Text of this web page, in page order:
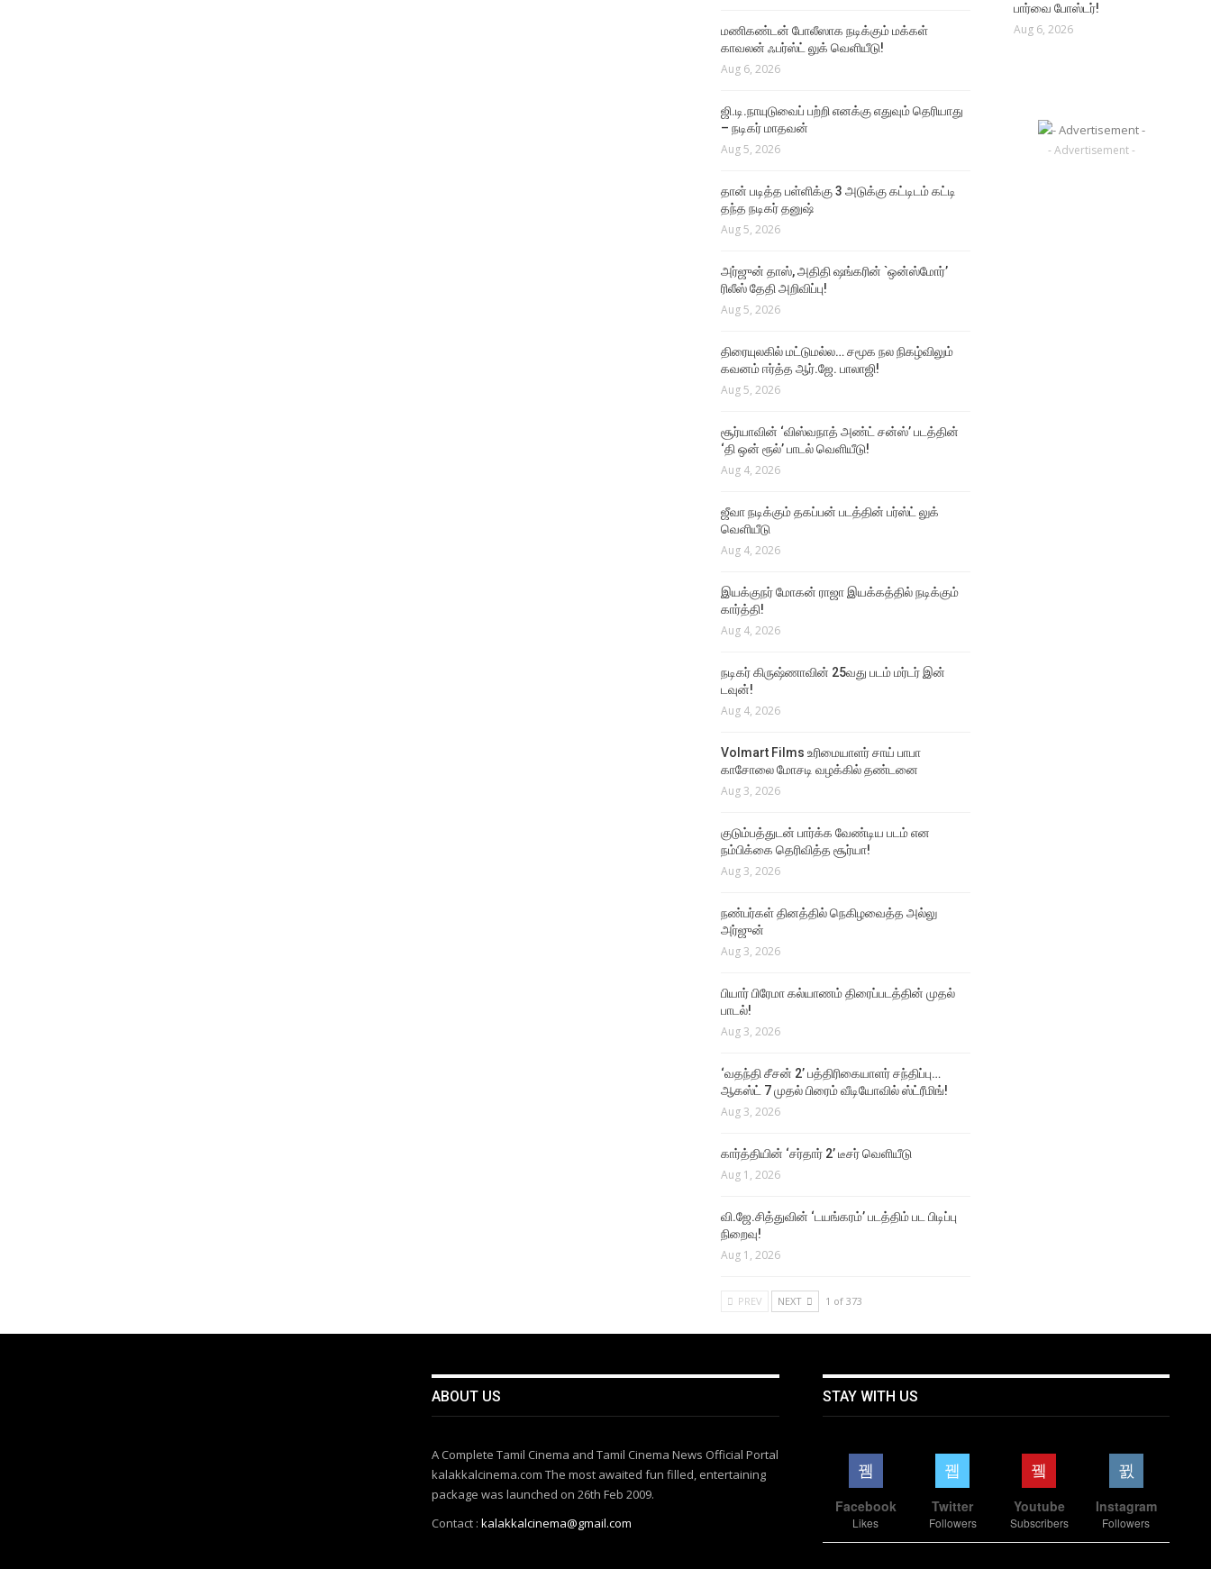
மணிகண்டன் போலீஸாக நடிக்கும் மக்கள்
காவலன் ஃபர்ஸ்ட் லுக் வெளியீடு!
Aug 6, 2026
ஜி.டி.நாயுடுவைப் பற்றி எனக்கு எதுவும் தெரியாது
– நடிகர் மாதவன்
Aug 5, 2026
தான் படித்த பள்ளிக்கு 3 அடுக்கு கட்டிடம் கட்டி
தந்த நடிகர் தனுஷ்
Aug 5, 2026
அர்ஜுன் தாஸ், அதிதி ஷங்கரின் `ஒன்ஸ்மோர்’
ரிலீஸ் தேதி அறிவிப்பு!
Aug 5, 2026
திரையுலகில் மட்டுமல்ல… சமூக நல நிகழ்விலும்
கவனம் ஈர்த்த ஆர்.ஜே. பாலாஜி!
Aug 5, 2026
சூர்யாவின் ‘விஸ்வநாத் அண்ட் சன்ஸ்’ படத்தின்
‘தி ஒன் ரூல்’ பாடல் வெளியீடு!
Aug 4, 2026
ஜீவா நடிக்கும் தகப்பன் படத்தின் பர்ஸ்ட் லுக்
வெளியீடு
Aug 4, 2026
இயக்குநர் மோகன் ராஜா இயக்கத்தில் நடிக்கும்
கார்த்தி!
Aug 4, 2026
நடிகர் கிருஷ்ணாவின் 25வது படம் மர்டர் இன்
டவுன்!
Aug 4, 2026
Volmart Films உரிமையாளர் சாய் பாபா
காசோலை மோசடி வழக்கில் தண்டனை
Aug 3, 2026
குடும்பத்துடன் பார்க்க வேண்டிய படம் என
நம்பிக்கை தெரிவித்த சூர்யா!
Aug 3, 2026
நண்பர்கள் தினத்தில் நெகிழவைத்த அல்லு
அர்ஜுன்
Aug 3, 2026
பியார் பிரேமா கல்யாணம் திரைப்படத்தின் முதல்
பாடல்!
Aug 3, 2026
‘வதந்தி சீசன் 2’ பத்திரிகையாளர் சந்திப்பு…
ஆகஸ்ட் 7 முதல் பிரைம் வீடியோவில் ஸ்ட்ரீமிங்!
Aug 3, 2026
கார்த்தியின் ‘சர்தார் 2’ டீசர் வெளியீடு
Aug 1, 2026
வி.ஜே.சித்துவின் ‘டயங்கரம்’ படத்திம் பட பிடிப்பு
நிறைவு!
Aug 1, 2026
PREV NEXT 1 of 373
பார்வை போஸ்டர்!
Aug 6, 2026
- Advertisement -
ABOUT US
A Complete Tamil Cinema and Tamil Cinema News Official Portal
kalakkalcinema.com The most awaited fun filled, entertaining
package was launched on 26th Feb 2009.
Contact :kalakkalcinema@gmail.com
STAY WITH US
Facebook
Likes
Twitter
Followers
Youtube
Subscribers
Instagram
Followers